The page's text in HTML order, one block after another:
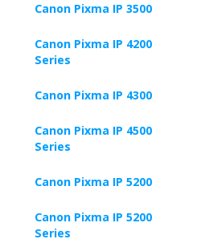
Canon Pixma IP 3500
Canon Pixma IP 4200
Series
Canon Pixma IP 4300
Canon Pixma IP 4500
Series
Canon Pixma IP 5200
Canon Pixma IP 5200
Series